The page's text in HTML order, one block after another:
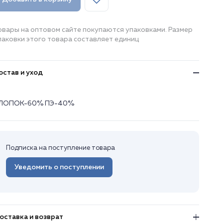
на оптовом сайте покупаются упаковками. Размер
этого товара составляет единиц
и уход
60% ПЭ-40%
Подписка на поступление товара
Уведомить о поступлении
и возврат